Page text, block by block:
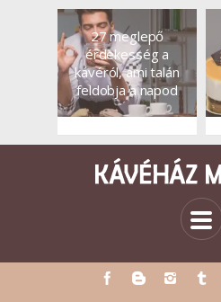
27 meglepő
érdekesség a
kávéról, ami talán
feldobja a napod